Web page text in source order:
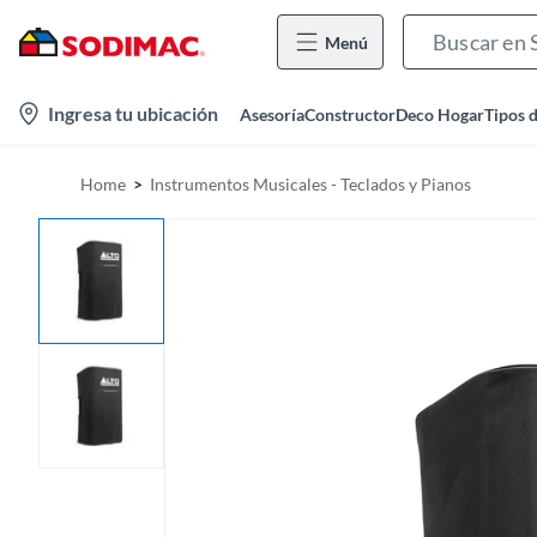
Menú
Ingresa tu ubicación AsesoríaConstructorDeco HogarTipos
Home Instrumentos Musicales - Teclados y Pianos